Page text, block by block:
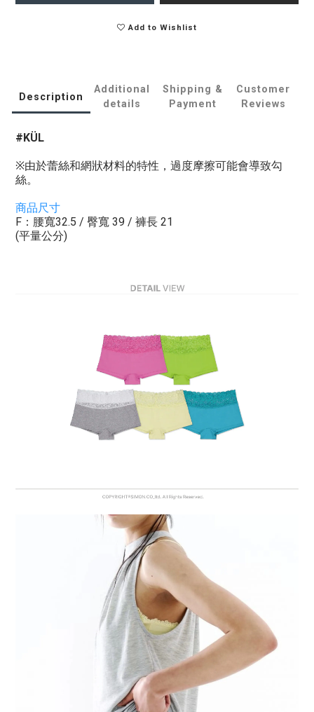
Add to Wishlist
Description
Additional
details
Shipping &
Payment
Customer
Reviews
# KÜL
※由於蕾絲和網狀材料的特性，過度摩擦可能會導致勾
絲。
商品尺寸
F：腰寬32.5 / 臀寬 39 / 褲長 21
(平量公分)